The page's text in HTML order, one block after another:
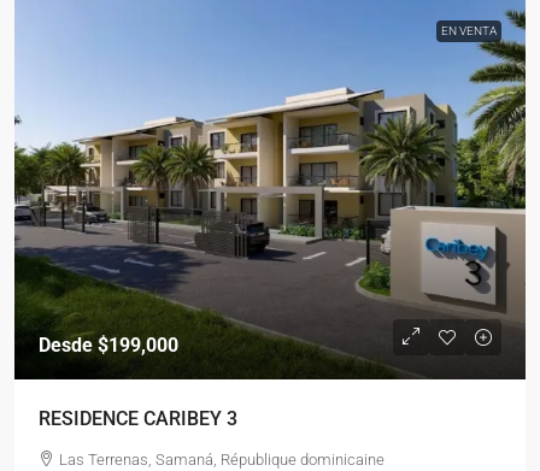
EN VENTA
Desde $199,000
RESIDENCE CARIBEY 3
Las Terrenas, Samaná, République dominicaine